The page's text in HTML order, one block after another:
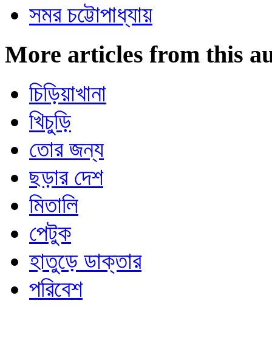
সমর চট্টোপাধ্যায়
More articles from this
চিড়িয়াখানা
খিচুড়ি
তোর জন্য
ছড়ার দেশ
মিতালি
পেটুক
হাতুড়ে ডাক্তার
পরিবেশ